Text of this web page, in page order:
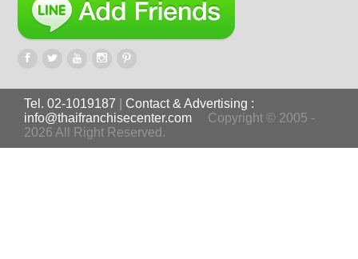
Tel. 02-1019187
Contact & Advertising :
info@thaifranchisecenter.com
Copyright © 2005 -
2026 All Right Reserved.